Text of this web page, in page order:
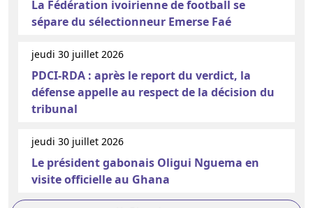
La Fédération ivoirienne de football se
sépare du sélectionneur Emerse Faé
jeudi 30 juillet 2026
PDCI-RDA : après le report du verdict, la
défense appelle au respect de la décision du
tribunal
jeudi 30 juillet 2026
Le président gabonais Oligui Nguema en
visite officielle au Ghana